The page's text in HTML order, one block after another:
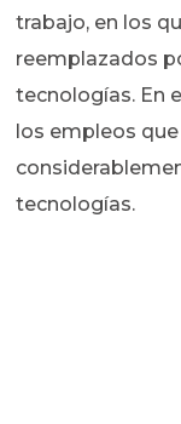
trabajo, en los
reemplazados
tecnologías. En
los empleos
tecnologías.